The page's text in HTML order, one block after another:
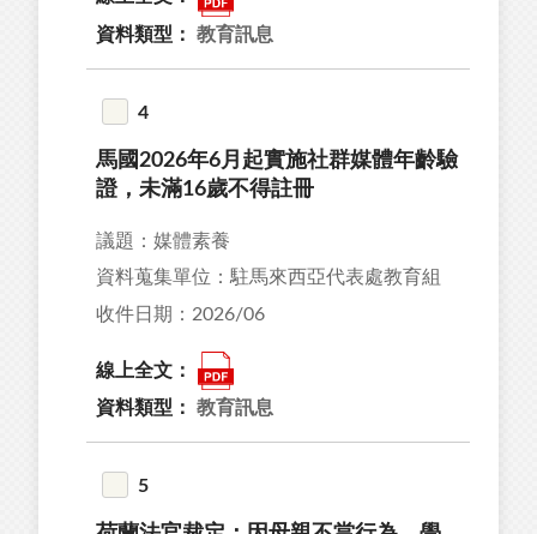
資料類型： 教育訊息
4
馬國2026年6月起實施社群媒體年齡驗
證，未滿16歲不得註冊
議題：媒體素養
資料蒐集單位：駐馬來西亞代表處教育組
收件日期：2026/06
線上全文：
資料類型： 教育訊息
5